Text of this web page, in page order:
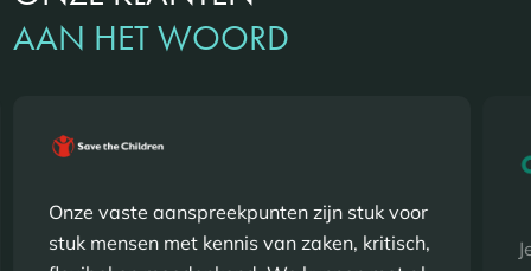
AAN HET WOORD
Onze vaste aanspreekpunten zijn stuk voor
stuk mensen met kennis van zaken, kritisch,